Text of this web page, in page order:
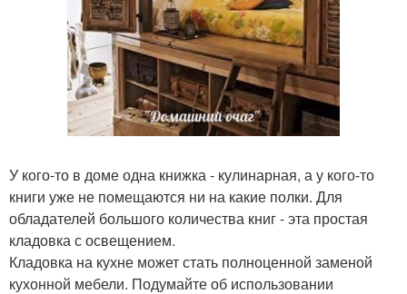
У кого-то в доме одна книжка - кулинарная, а у кого-то
книги уже не помещаются ни на какие полки. Для
обладателей большого количества книг - эта простая
кладовка с освещением.
Кладовка на кухне может стать полноценной заменой
кухонной мебели. Подумайте об использовании